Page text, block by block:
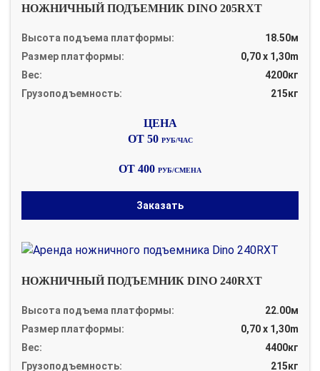
НОЖНИЧНЫЙ ПОДЪЕМНИК DINO 205RXT
Высота подъема платформы:
18.50м
Размер платформы:
0,70 x 1,30m
Вес:
4200кг
Грузоподъемность:
215кг
ОТ 50 РУБ/ЧАС
ОТ 400 РУБ/СМЕНА
Заказать
НОЖНИЧНЫЙ ПОДЪЕМНИК DINO 240RXT
Высота подъема платформы:
22.00м
Размер платформы:
0,70 x 1,30m
Вес:
4400кг
Грузоподъемность:
215кг